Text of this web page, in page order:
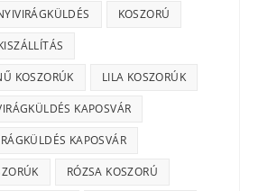
KOSZORÚ
KOSZORÚK LILA KOSZORÚK
KAPOSVÁR
KAPOSVÁR
RÓZSA KOSZORÚ